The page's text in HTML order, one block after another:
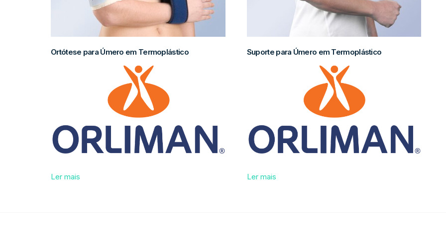
Ortótese para Úmero em Termoplástico
Ler mais
Suporte para Úmero em Termoplástico
Ler mais